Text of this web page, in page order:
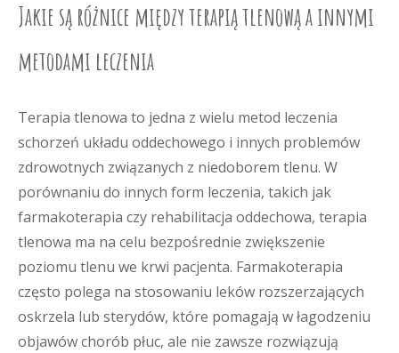
Jakie są różnice między terapią tlenową a innymi
metodami leczenia
Terapia tlenowa to jedna z wielu metod leczenia
schorzeń układu oddechowego i innych problemów
zdrowotnych związanych z niedoborem tlenu. W
porównaniu do innych form leczenia, takich jak
farmakoterapia czy rehabilitacja oddechowa, terapia
tlenowa ma na celu bezpośrednie zwiększenie
poziomu tlenu we krwi pacjenta. Farmakoterapia
często polega na stosowaniu leków rozszerzających
oskrzela lub sterydów, które pomagają w łagodzeniu
objawów chorób płuc, ale nie zawsze rozwiązują